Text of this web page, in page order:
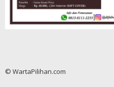
© WartaPilihan.com